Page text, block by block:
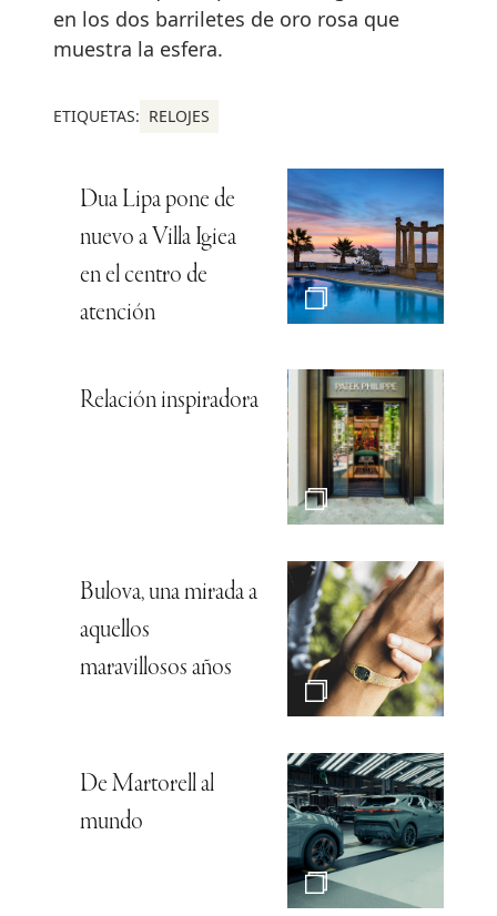
en los dos barriletes de oro rosa que
muestra la esfera.
ETIQUETAS: RELOJES
Dua Lipa pone de
nuevo a Villa Igiea
en el centro de
atención
Relación inspiradora
Bulova, una mirada a
aquellos
maravillosos años
De Martorell al
mundo